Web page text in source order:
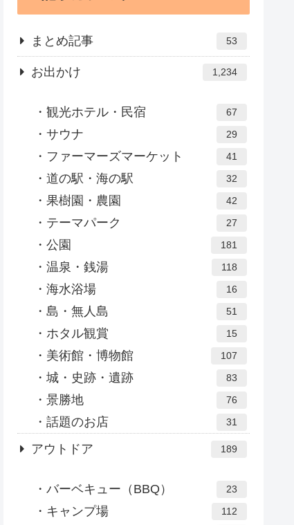
まとめ記事 53
お出かけ 1,234
観光ホテル・民宿 67
サウナ 29
ファーマーズマーケット 41
道の駅・海の駅 32
果樹園・農園 42
テーマパーク 27
公園 181
温泉・銭湯 118
海水浴場 16
島・無人島 51
ホタル観賞 15
美術館・博物館 107
城・史跡・遺跡 83
景勝地 76
話題のお店 31
アウトドア 189
バーベキュー（BBQ） 23
キャンプ場 112